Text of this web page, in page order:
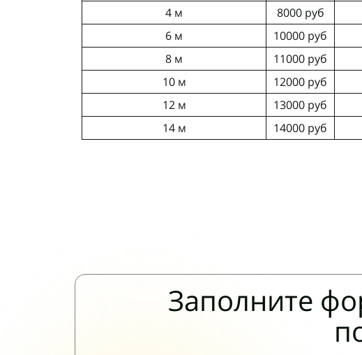
4 м
8000 руб
6 м
10000 руб
8 м
11000 руб
10 м
12000 руб
12 м
13000 руб
14 м
14000 руб
Заполните